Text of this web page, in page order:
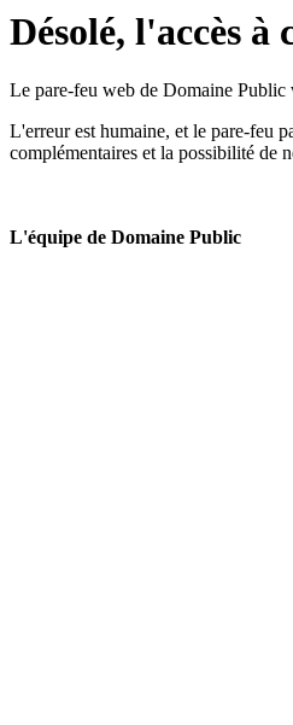
Désolé, l'accès à
Le pare-feu web de Domaine Public
L'erreur est humaine, et le pare-feu
complémentaires et la possibilité de
L'équipe de Domaine Public